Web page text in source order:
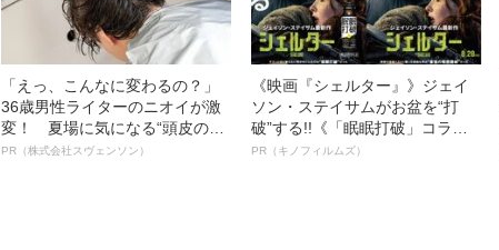
「えっ、こんなに変わるの？」
36歳男性ライターのニオイが激
変！ 夏場に気になる“頭皮のニ
オイ”や“ベタつき”を解消す
PR（株式会社スヴェンソン）
《映画『シェルター』》ジェイ
ソン・ステイサムがお盆を“打
破”する!!《「眠眠打破」コラ
ボ》
PR（キノフィルムズ）